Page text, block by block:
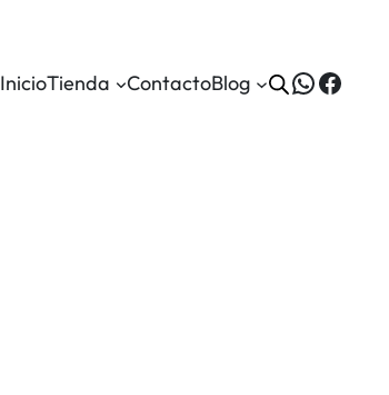
InicioTienda ContactoBlog